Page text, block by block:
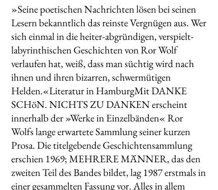
»Seine poetischen Nachrichten lösen bei seinen
Lesern bekanntlich das reinste Vergnügen aus. Wer
sich einmal in die heiter-abgründigen, verspielt-
labyrinthischen Geschichten von Ror Wolf
verlaufen hat, weiß, dass man süchtig wird nach
ihnen und ihren bizarren, schwermütigen
Helden.«Literatur in HamburgMit DANKE
SCHöN. NICHTS ZU DANKEN erscheint
innerhalb der »Werke in Einzelbänden« Ror
Wolfs lange erwartete Sammlung seiner kurzen
Prosa. Die titelgebende Geschichtensammlung
erschien 1969; MEHRERE MÄNNER, das den
zweiten Teil des Bandes bildet, lag 1987 erstmals in
einer gesammelten Fassung vor. Alles in allem